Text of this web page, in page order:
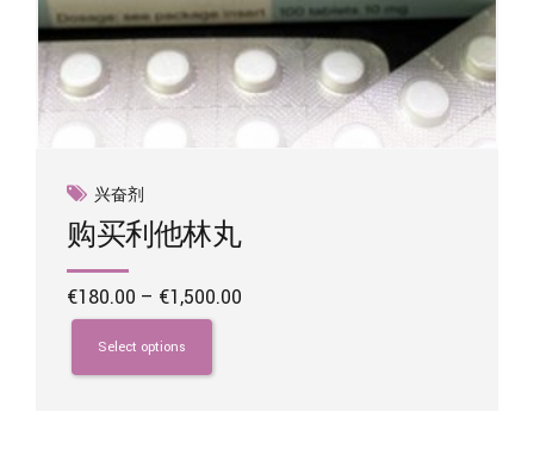
兴奋剂
购买利他林丸
€180.00 – €1,500.00
Select options
This
product
has